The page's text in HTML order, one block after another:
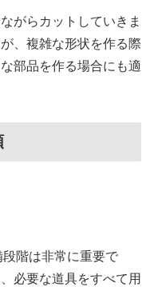
がらカットしていきま
、複雑な形状を作る際
部品を作る場合にも適
階は非常に重要で
必要な道具をすべて用